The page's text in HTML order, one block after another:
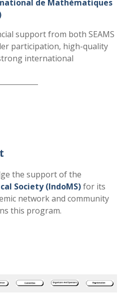
de Mathématiques
support from both SEAMS
participation, high-quality
international
the support of the
Society (IndoMS)for its
network and community
this program.